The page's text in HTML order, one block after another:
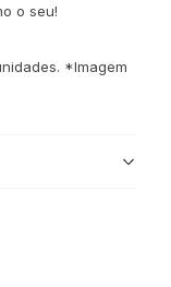
o seu!
*Imagem